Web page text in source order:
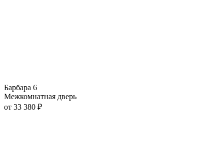
Барбара 6
Межкомнатная дверь
от 33 380 ₽